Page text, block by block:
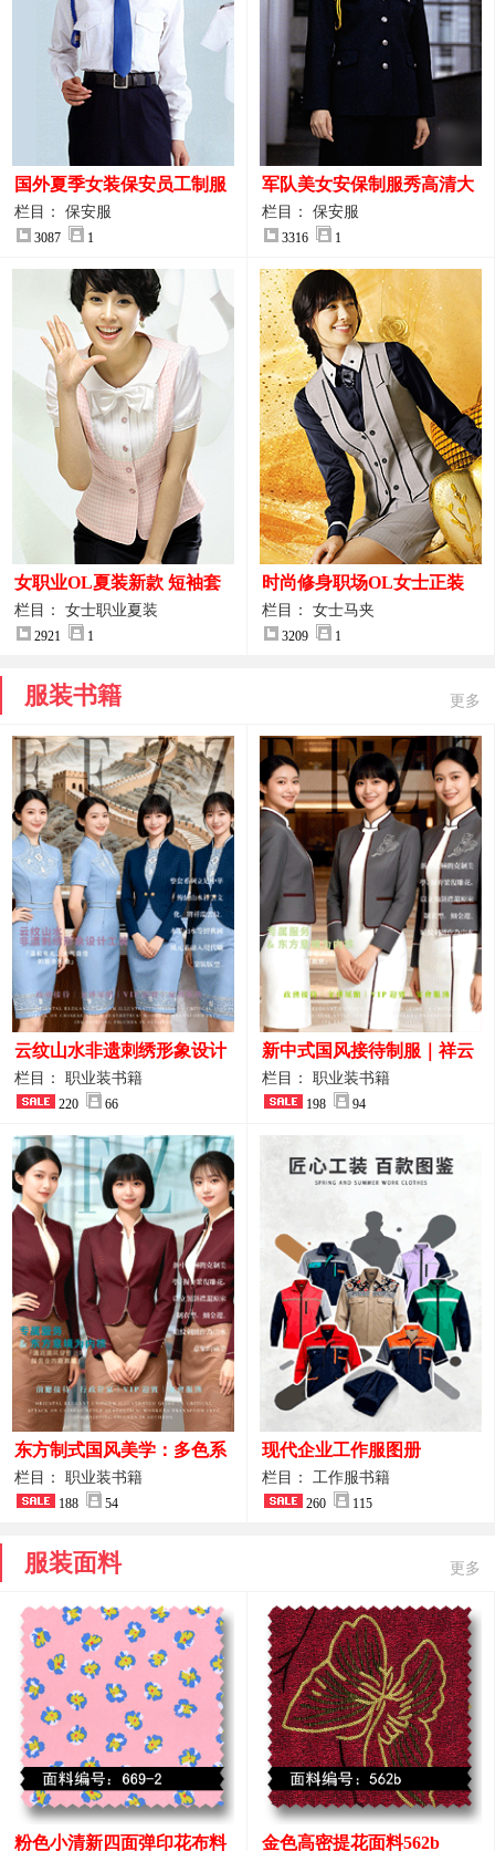
国外夏季女装保安员工制服
装大图
栏目： 保安服
3087 1
军队美女安保制服秀高清大
图
栏目： 保安服
3316 1
女职业OL夏装新款 短袖套
装女正装
栏目： 女士职业夏装
2921 1
时尚修身职场OL女士正装
马甲拍摄大图
栏目： 女士马夹
3209 1
服装书籍 更多
云纹山水非遗刺绣形象设计
工装｜会议礼仪接待人员制
服画册
栏目： 职业装书籍
220 66
新中式国风接待制服｜祥云
刺绣打造高端厅堂东方美学
栏目： 职业装书籍
198 94
东方制式国风美学：多色系
新中式前厅管家VIP接待员
工作服合集
栏目： 职业装书籍
188 54
现代企业工作服图册
栏目： 工作服书籍
260 115
服装面料 更多
粉色小清新四面弹印花布料 金色高密提花面料562b